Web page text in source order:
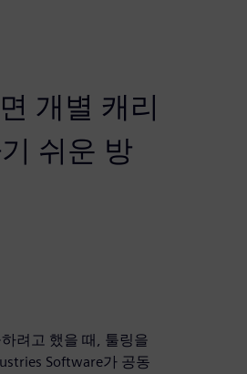
개별 캐리
쉬운 방
려고 했을 때, 툴링을
Software가 공동